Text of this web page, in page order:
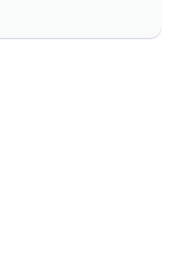
Físicos